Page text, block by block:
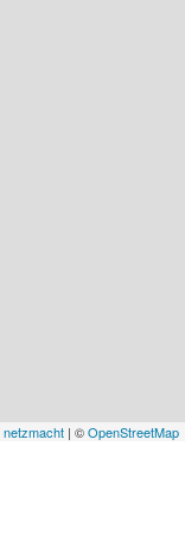
netzmacht | ©OpenStreetMap